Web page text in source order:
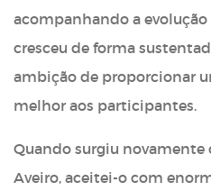
acompanhando a
cresceu de forma
ambição de proporcionar
melhor aos participantes.
Quando surgiu novamente
Aveiro, aceitei-o com